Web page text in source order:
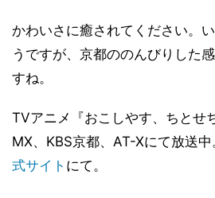
かわいさに癒されてください。
うですが、京都ののんびりした
すね。
TVアニメ『おこしやす、ちとせ
MX、KBS京都、AT-Xにて放送
式サイト にて。